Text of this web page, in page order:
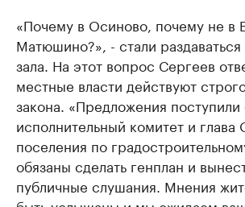
«Почему в Осиново, почему не в
Матюшино?», - стали
зала. На этот вопрос Сергеев
местные власти действуют
закона. «Предложения
исполнительный комитет и глава
поселения по
обязаны сделать генплан и
публичные слушания. Мнения